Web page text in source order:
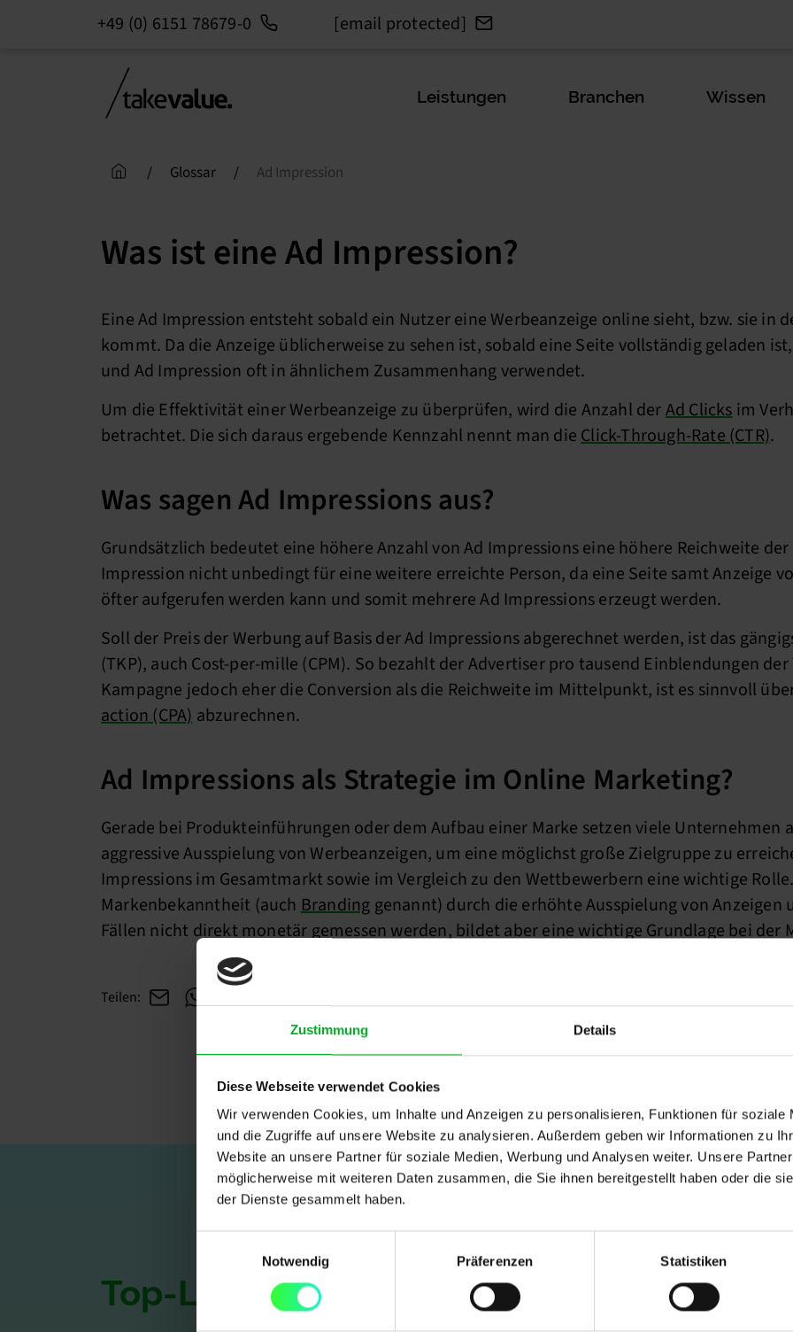
Zustimmung Details
Diese Webseite verwendet Cookies
Wir verwenden Cookies, um Inhalte und Anzeigen zu personalisieren, Funktionen für soziale
und die Zugriffe auf unsere Website zu analysieren. Außerdem geben wir Informationen zu
Website an unsere Partner für soziale Medien, Werbung und Analysen weiter. Unsere
möglicherweise mit weiteren Daten zusammen, die Sie ihnen bereitgestellt haben oder die
der Dienste gesammelt haben.
Notwendig
Präferenzen Statistiken
+49 (0) 6151 78679-0 [email protected]
Leistungen Branchen Wissen
/ Glossar / Ad Impression
Was ist eine Ad Impression?
Eine Ad Impression entsteht sobald ein Nutzer eine Werbeanzeige online sieht, bzw. sie in
kommt. Da die Anzeige üblicherweise zu sehen ist, sobald eine Seite vollständig geladen
und Ad Impression oft in ähnlichem Zusammenhang verwendet.
Um die Effektivität einer Werbeanzeige zu überprüfen, wird die Anzahl derAd Clicksim
betrachtet. Die sich daraus ergebende Kennzahl nennt man dieClick-Through-Rate (CTR).
Was sagen Ad Impressions aus?
Grundsätzlich bedeutet eine höhere Anzahl von Ad Impressions eine höhere Reichweite
Impression nicht unbedingt für eine weitere erreichte Person, da eine Seite samt Anzeige
öfter aufgerufen werden kann und somit mehrere Ad Impressions erzeugt werden.
Soll der Preis der Werbung auf Basis der Ad Impressions abgerechnet werden, ist das
(TKP), auch Cost-per-mille (CPM). So bezahlt der Advertiser pro tausend Einblendungen
Kampagne jedoch eher die Conversion als die Reichweite im Mittelpunkt, ist es sinnvoll
action (CPA)abzurechnen.
Ad Impressions als Strategie im Online Marketing?
Gerade bei Produkteinführungen oder dem Aufbau einer Marke setzen viele Unternehmen
aggressive Ausspielung von Werbeanzeigen, um eine möglichst große Zielgruppe zu
Impressions im Gesamtmarkt sowie im Vergleich zu den Wettbewerbern eine wichtige
Markenbekanntheit (auch Branding genannt) durch die erhöhte Ausspielung von Anzeigen
Fällen nicht direkt monetär gemessen werden, bildet aber eine wichtige Grundlage bei der
Teilen:
Top-Leistungen Unser Blog